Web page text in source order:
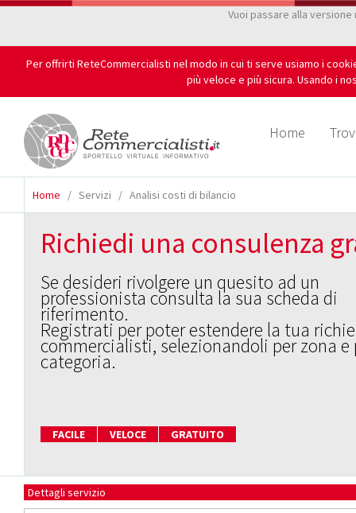
Vuoi passare alla
Per offrirti ReteCommercialisti nel modo in cui ti serve usiamo i
più veloce e più sicura. Usando i
Home
Home / Servizi / Analisi costi di bilancio
Richiedi una consulenza
Se desideri rivolgere un quesito ad un
professionista consulta la sua scheda di
riferimento.
Registrati per poter estendere la tua
commercialisti, selezionandoli per zona e
categoria.
FACILE VELOCE GRATUITO
Dettagli servizio